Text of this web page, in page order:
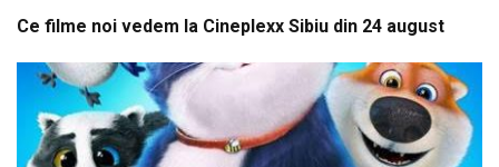
Ce filme noi vedem la Cineplexx Sibiu din 24 august